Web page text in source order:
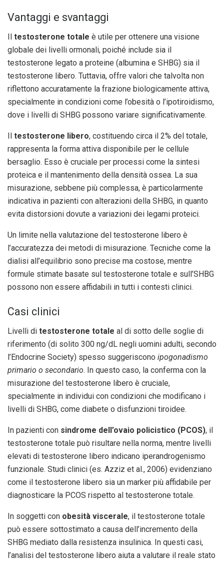
Vantaggi e svantaggi
Il testosterone totale è utile per ottenere una visione
globale dei livelli ormonali, poiché include sia il
testosterone legato a proteine (albumina e SHBG) sia il
testosterone libero. Tuttavia, offre valori che talvolta non
riflettono accuratamente la frazione biologicamente attiva,
specialmente in condizioni come l’obesità o l’ipotiroidismo,
dove i livelli di SHBG possono variare significativamente.
Il testosterone libero, costituendo circa il 2% del totale,
rappresenta la forma attiva disponibile per le cellule
bersaglio. Esso è cruciale per processi come la sintesi
proteica e il mantenimento della densità ossea. La sua
misurazione, sebbene più complessa, è particolarmente
indicativa in pazienti con alterazioni della SHBG, in quanto
evita distorsioni dovute a variazioni dei legami proteici.
Un limite nella valutazione del testosterone libero è
l’accuratezza dei metodi di misurazione. Tecniche come la
dialisi all’equilibrio sono precise ma costose, mentre
formule stimate basate sul testosterone totale e sull’SHBG
possono non essere affidabili in tutti i contesti clinici.
Casi clinici
Livelli di testosterone totale al di sotto delle soglie di
riferimento (di solito 300 ng/dL negli uomini adulti, secondo
l’Endocrine Society) spesso suggeriscono ipogonadismo
primario o secondario. In questo caso, la conferma con la
misurazione del testosterone libero è cruciale,
specialmente in individui con condizioni che modificano i
livelli di SHBG, come diabete o disfunzioni tiroidee.
In pazienti con sindrome dell’ovaio policistico (PCOS), il
testosterone totale può risultare nella norma, mentre livelli
elevati di testosterone libero indicano iperandrogenismo
funzionale. Studi clinici (es. Azziz et al., 2006) evidenziano
come il testosterone libero sia un marker più affidabile per
diagnosticare la PCOS rispetto al testosterone totale.
In soggetti con obesità viscerale, il testosterone totale
può essere sottostimato a causa dell’incremento della
SHBG mediato dalla resistenza insulinica. In questi casi,
l’analisi del testosterone libero aiuta a valutare il reale stato